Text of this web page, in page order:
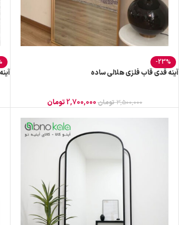
-23%
آینه قدی قاب فلزی هلالی ساده
3,500,000 تومان2,700,000تومان